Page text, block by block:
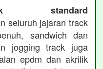
standard
seluruh jajaran track
sandwich dan
jogging track juga
epdm dan akrilik